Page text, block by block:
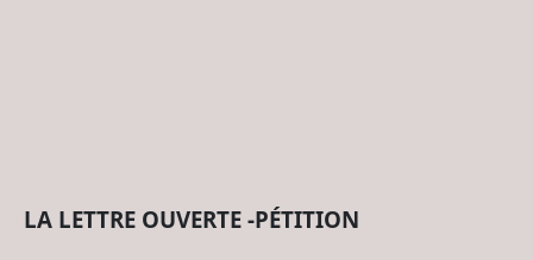
LA LETTRE OUVERTE -PÉTITION